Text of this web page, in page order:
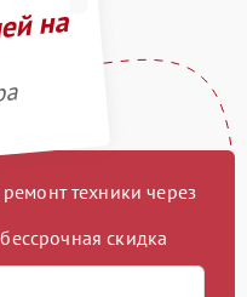
на
техники через
скидка